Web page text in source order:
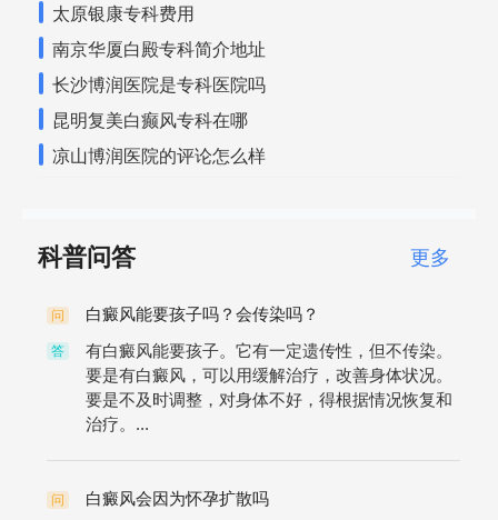
太原银康专科费用
南京华厦白殿专科简介地址
长沙博润医院是专科医院吗
昆明复美白癫风专科在哪
凉山博润医院的评论怎么样
科普问答 更多
问 白癜风能要孩子吗？会传染吗？
答
有白癜风能要孩子。它有一定遗传性，但不传染。
要是有白癜风，可以用缓解治疗，改善身体状况。
要是不及时调整，对身体不好，得根据情况恢复和
治疗。...
问 白癜风会因为怀孕扩散吗